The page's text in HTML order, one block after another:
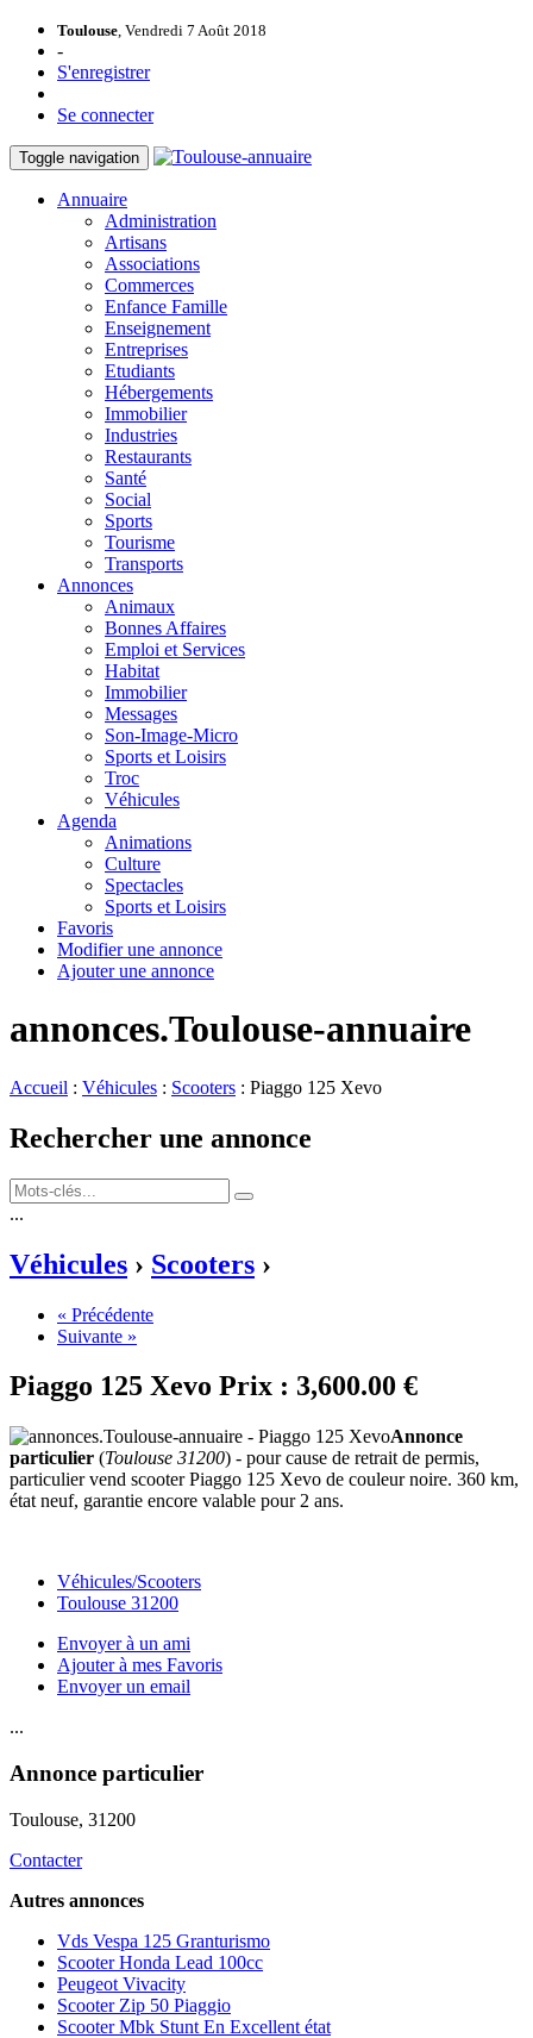
Toulouse, Vendredi 7 Août 2018
-
S'enregistrer
Se connecter
Toggle navigation
Annuaire
Administration
Artisans
Associations
Commerces
Enfance Famille
Enseignement
Entreprises
Etudiants
Hébergements
Immobilier
Industries
Restaurants
Santé
Social
Sports
Tourisme
Transports
Annonces
Animaux
Bonnes Affaires
Emploi et Services
Habitat
Immobilier
Messages
Son-Image-Micro
Sports et Loisirs
Troc
Véhicules
Agenda
Animations
Culture
Spectacles
Sports et Loisirs
Favoris
Modifier une annonce
Ajouter une annonce
annonces.Toulouse-annuaire
Accueil : Véhicules : Scooters : Piaggo 125 Xevo
Rechercher une annonce
...
Véhicules › Scooters ›
« Précédente
Suivante »
Piaggo 125 Xevo Prix : 3,600.00 €
Annonce
particulier (Toulouse 31200) - pour cause de retrait de permis,
particulier vend scooter Piaggo 125 Xevo de couleur noire. 360 km,
état neuf, garantie encore valable pour 2 ans.
Véhicules/Scooters
Toulouse 31200
Envoyer à un ami
Ajouter à mes Favoris
Envoyer un email
...
Annonce particulier
Toulouse, 31200
Contacter
Autres annonces
Vds Vespa 125 Granturismo
Scooter Honda Lead 100cc
Peugeot Vivacity
Scooter Zip 50 Piaggio
Scooter Mbk Stunt En Excellent état